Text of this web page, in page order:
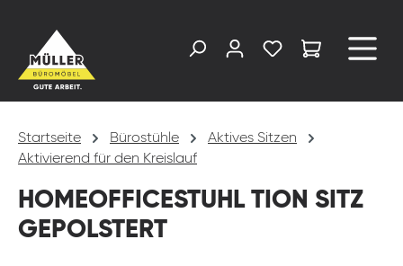
Startseite Bürostühle
Aktives Sitzen
Aktivierend für den Kreislauf
HOMEOFFICESTUHL TION SITZ
GEPOLSTERT